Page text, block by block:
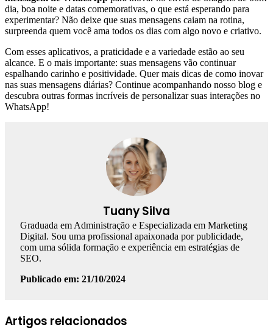
dia, boa noite e datas comemorativas, o que está esperando para
experimentar? Não deixe que suas mensagens caiam na rotina,
surpreenda quem você ama todos os dias com algo novo e criativo.
Com esses aplicativos, a praticidade e a variedade estão ao seu
alcance. E o mais importante: suas mensagens vão continuar
espalhando carinho e positividade. Quer mais dicas de como inovar
nas suas mensagens diárias? Continue acompanhando nosso blog e
descubra outras formas incríveis de personalizar suas interações no
WhatsApp!
Tuany Silva
Graduada em Administração e Especializada em Marketing
Digital. Sou uma profissional apaixonada por publicidade,
com uma sólida formação e experiência em estratégias de
SEO.
Publicado em: 21/10/2024
Facebook
Linkedin
WhatsApp
Telegram
Artigos relacionados